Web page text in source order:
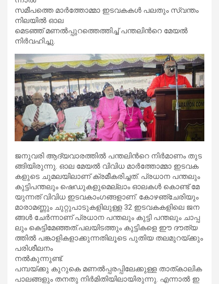
സ​മീ​പ​ത്തെ മാ​ർ​ത്തോ​മ്മാ ഇ​ട​വ​ക​ക​ൾ പ​ല​തും സ്വ​ന്തം
നി​ല​യി​ൽ ഓ​ല
മെ​ട​ഞ്ഞ് മ​ണ​ൽ​പ്പു​റ​ത്തെ​ത്തി​ച്ച് പ​ന്ത​ലി​ന്‍റെ മേ​യ​ൽ
നി​ർ​വ​ഹി​ച്ചു.
ജ​നു​വ​രി ആ​ദ്യ​വാ​ര​ത്തി​ൽ പ​ന്ത​ലി​ന്‍റെ നി​ർ​മാ​ണം തു​ട​
ങ്ങി​യി​രു​ന്നു. ഓ​ല മേ​യ​ൽ വി​വി​ധ മാ​ർ​ത്തോ​മ്മാ ഇ​ട​വ​ക​
ക​ളു​ടെ ചു​മ​ല​യി​ലാ​ണ് ക്ര​മീ​ക​രി​ച്ച​ത്. പ്ര​ധാ​ന പ​ന്ത​ലും
കു​ട്ടി​പ​ന്ത​ലും ഷെ​ഡു​ക​ളു​മെ​ല്ലാം ഓ​ല​ക​ൾ കൊ​ണ്ട് മേ​
യു​ന്ന​ത് വി​വി​ധ ഇ​ട​വ​കാം​ഗ​ങ്ങ​ളാ​ണ്. കോ​ഴ​ഞ്ചേ​രി​യും
മാ​രാ​മ​ണ്ണും ചു​റ്റു​പാ​ടു​ക​ളി​ലു​ള്ള 32 ഇ​ട​വ​ക​ക​ളി​ലെ ജ​ന​
ങ്ങ​ള്‍ ചേ​ര്‍​ന്നാ​ണ് പ്ര​ധാ​ന പ​ന്ത​ലും കു​ട്ടി പ​ന്ത​ലും ചാ​പ്പ​
ലും കെ​ട്ടി​മേ​ഞ്ഞ​ത്.പ​ല​യി​ട​ത്തും കു​ട്ടി​ക​ളെ ഈ ​ദൗ​ത്യ​
ത്തി​ൽ പ​ങ്കാ​ളി​ക​ളാ​ക്കു​ന്ന​തി​ലൂ​ടെ പു​തി​യ ത​ല​മു​റ​യ്ക്കും
പ​രി​ശീ​ല​നം
ന​ൽ​കു​ന്നു​ണ്ട്.
പമ്പ​യ്ക്കു കു​റു​കെ മ​ണ​ൽ​പ്പ​ര​പ്പി​ലേ​ക്കു​ള്ള താ​ത്കാ​ലി​ക
പാ​ല​ങ്ങ​ളും ത​ന​തു നി​ർ​മി​തി​യി​ലാ​യി​രു​ന്നു. എ​ന്നാ​ൽ ഇ​